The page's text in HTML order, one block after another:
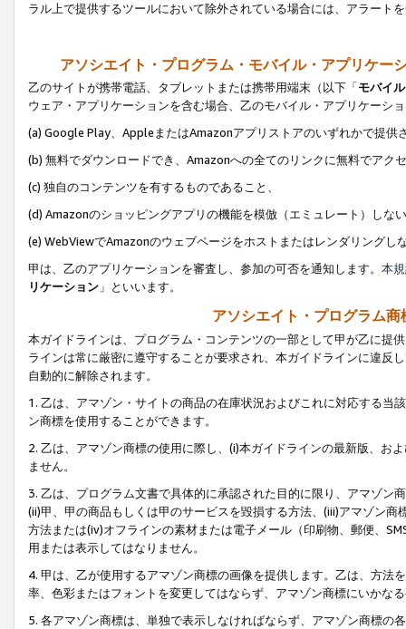
ラル上で提供するツールにおいて除外されている場合には、アラート
アソシエイト・プログラム・モバイル・アプリケー
乙のサイトが携帯電話、タブレットまたは携帯用端末（以下「モバイ
ウェア・アプリケーションを含む場合、乙のモバイル・アプリケーシ
(a) Google Play、AppleまたはAmazonアプリストアのいずれかで提供
(b) 無料でダウンロードでき、Amazonへの全てのリンクに無料でアク
(c) 独自のコンテンツを有するものであること、
(d) Amazonのショッピングアプリの機能を模倣（エミュレート）しな
(e) WebViewでAmazonのウェブページをホストまたはレンダリングし
甲は、乙のアプリケーションを審査し、参加の可否を通知します。 本
リケーション 」といいます。
アソシエイト・プログラム
本ガイドラインは、プログラム・コンテンツの一部として甲が乙に提
ラインは常に厳密に遵守することが要求され、本ガイドラインに違反
自動的に解除されます。
1. 乙は、アマゾン・サイトの商品の在庫状況およびこれに対応する
ン商標を使用することができます。
2. 乙は、アマゾン商標の使用に際し、(i)本ガイドラインの最新版、お
ません。
3. 乙は、プログラム文書で具体的に承認された目的に限り、アマゾン
(ii)甲、甲の商品もしくは甲のサービスを毀損する方法、(iii)アマゾン
方法または(iv)オフラインの素材または電子メール（印刷物、郵便、
用または表示してはなりません。
4. 甲は、乙が使用するアマゾン商標の画像を提供します。乙は、方
率、色彩またはフォントを変更してはならず、アマゾン商標にいかな
5. 各アマゾン商標は、単独で表示しなければならず、アマゾン商標